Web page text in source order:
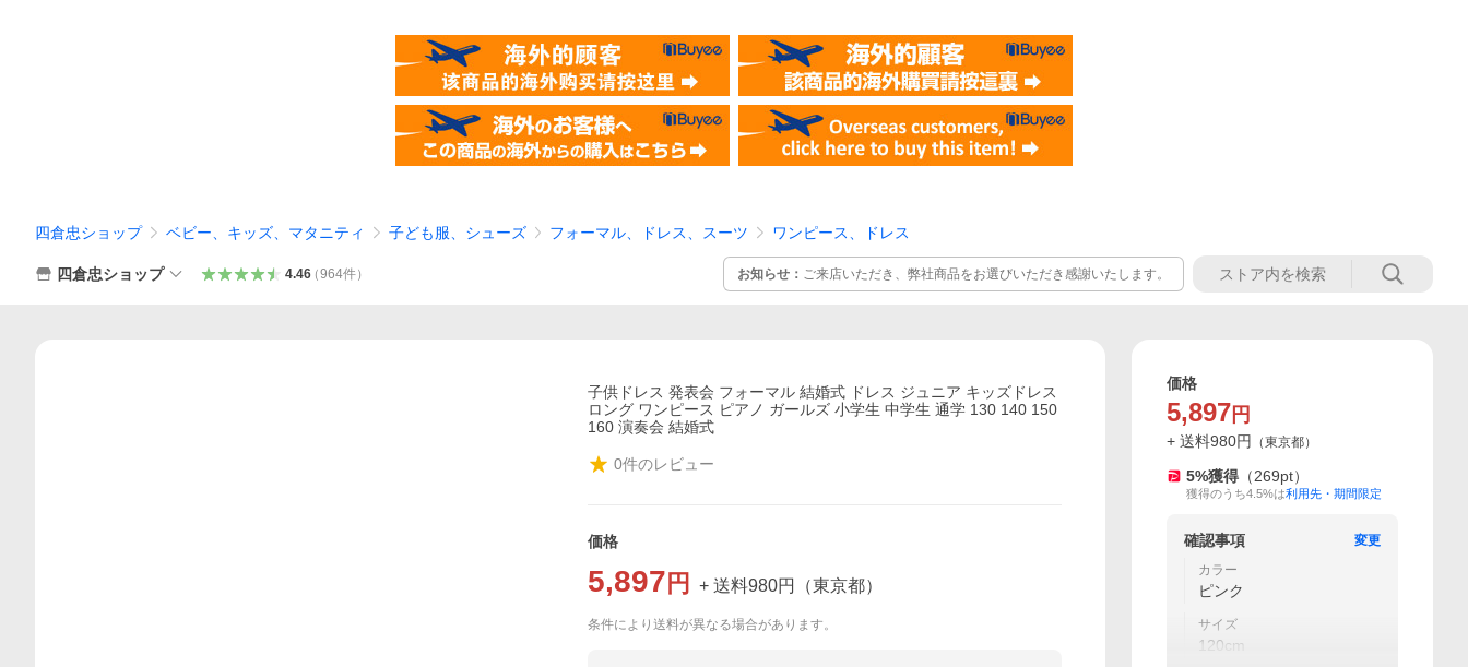
四倉忠ショップ ベビー、キッズ、マタニティ 子ども服、シューズ フォーマル、ドレス、スーツ ワンピース、ドレス
四倉忠ショップ 4.46（964件） お知らせ： ご来店いただき、弊社商品をお選びいただき感謝いたします。
子供ドレス 発表会 フォーマル 結婚式 ドレス ジュニア キッズドレス
ロング ワンピース ピアノ ガールズ 小学生 中学生 通学 130 140 150
160 演奏会 結婚式
0件のレビュー
価格
5,897 円 + 送料980円 （東京都）
条件により送料が異なる場合があります。
価格
5,897 円
+ 送料980円 （東京都）
5%獲得 （269pt）
獲得のうち4.5%は利用先・期間限定
確認事項
変更
カラー
ピンク
サイズ
120cm